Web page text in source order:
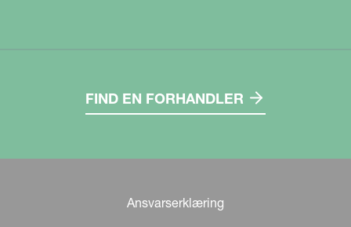
FIND EN FORHANDLER
Ansvarserklæring